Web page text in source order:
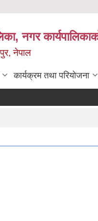
नगर
नेपाल
कार्यक्रम तथा परियोजना